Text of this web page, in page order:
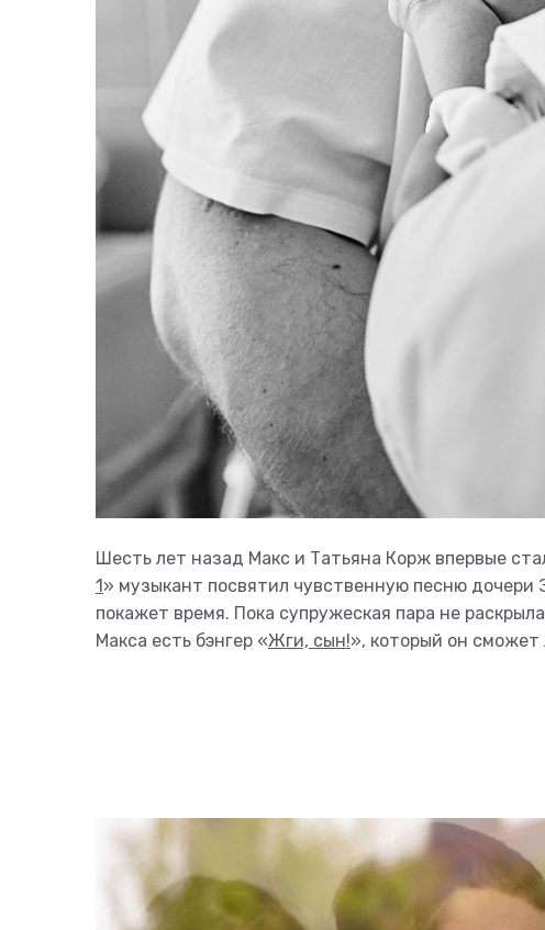
Шесть лет назад Макс и Татьяна Корж впервые
1» музыкант посвятил чувственную песню
покажет время. Пока супружеская пара не
Макса есть бэнгер «Жги, сын!», который он сможет